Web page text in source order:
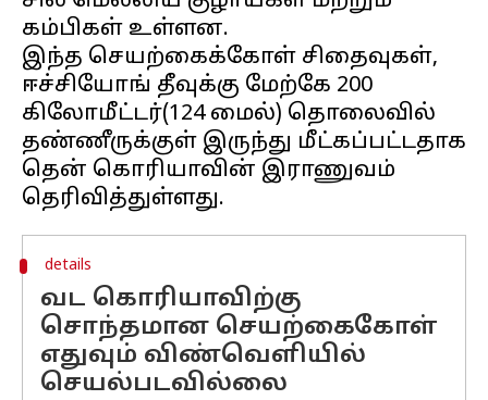
கம்பிகள் உள்ளன.
இந்த செயற்கைக்கோள் சிதைவுகள்,
ஈச்சியோங் தீவுக்கு மேற்கே 200
கிலோமீட்டர்(124 மைல்) தொலைவில்
தண்ணீருக்குள் இருந்து மீட்கப்பட்டதாக
தென் கொரியாவின் இராணுவம்
details
வட கொரியாவிற்கு
சொந்தமான செயற்கைகோள்
எதுவும் விண்வெளியில்
செயல்படவில்லை